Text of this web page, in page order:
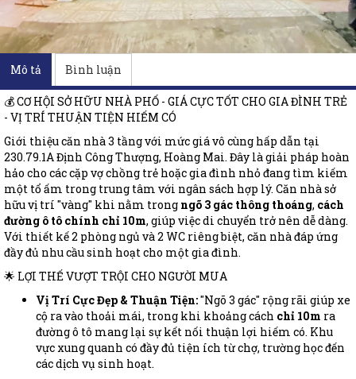
Mô tả Bình luận
💰 CƠ HỘI SỞ HỮU NHÀ PHỐ - GIÁ CỰC TỐT CHO GIA ĐÌNH TRẺ
- VỊ TRÍ THUẬN TIỆN HIẾM CÓ
Giới thiệu căn nhà 3 tầng với mức giá vô cùng hấp dẫn tại
230.79.1A Định Công Thượng, Hoàng Mai. Đây là giải pháp hoàn
hảo cho các cặp vợ chồng trẻ hoặc gia đình nhỏ đang tìm kiếm
một tổ ấm trong trung tâm với ngân sách hợp lý. Căn nhà sở
hữu vị trí "vàng" khi nằm trong ngõ 3 gác thông thoáng, cách
đường ô tô chính chỉ 10m, giúp việc di chuyển trở nên dễ dàng.
Với thiết kế 2 phòng ngủ và 2 WC riêng biệt, căn nhà đáp ứng
đầy đủ nhu cầu sinh hoạt cho một gia đình.
🌟 LỢI THẾ VƯỢT TRỘI CHO NGƯỜI MUA
Vị Trí Cực Đẹp & Thuận Tiện:"Ngõ 3 gác" rộng rãi giúp xe
cộ ra vào thoải mái, trong khi khoảng cách chỉ 10m ra
đường ô tô mang lại sự kết nối thuận lợi hiếm có. Khu
vực xung quanh có đầy đủ tiện ích từ chợ, trường học đến
các dịch vụ sinh hoạt.